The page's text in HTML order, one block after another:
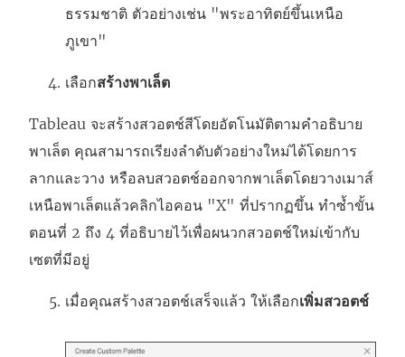
ธรรมชาติ ตัวอย่างเช่น "พระอาทิตย์ขึ้นเหนือ
ภูเขา"
เลือกสร้างพาเล็ต
Tableau จะสร้างสวอตช์สีโดยอัตโนมัติตามคำอธิบาย
พาเล็ต คุณสามารถเรียงลำดับตัวอย่างใหม่ได้โดยการ
ลากและวาง หรือลบสวอตช์ออกจากพาเล็ตโดยวางเมาส์
เหนือพาเล็ตแล้วคลิกไอคอน "X" ที่ปรากฏขึ้น ทำซ้ำขั้น
ตอนที่ 2 ถึง 4 ที่อธิบายไว้เพื่อผนวกสวอตช์ใหม่เข้ากับ
เซตที่มีอยู่
เมื่อคุณสร้างสวอตช์เสร็จแล้ว ให้เลือกเพิ่มสวอตช์